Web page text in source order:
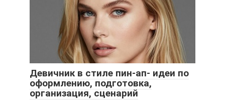
Девичник в стиле пин-ап- идеи по
оформлению, подготовка,
организация, сценарий